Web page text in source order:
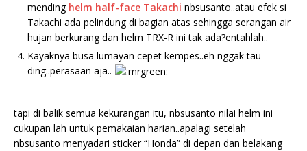
mending helm half-face Takachi nbsusanto..atau efek si
Takachi ada pelindung di bagian atas sehingga serangan air
hujan berkurang dan helm TRX-R ini tak ada?entahlah..
Kayaknya busa lumayan cepet kempes..eh nggak tau
ding..perasaan aja..
tapi di balik semua kekurangan itu, nbsusanto nilai helm ini
cukupan lah untuk pemakaian harian..apalagi setelah
nbsusanto menyadari sticker “Honda” di depan dan belakang